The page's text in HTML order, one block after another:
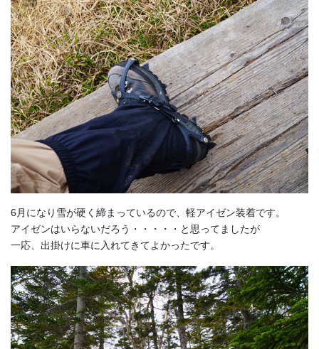
6月になり雪が硬く締まっているので、軽アイゼン装着です。
アイゼンはいらないだろう・・・・・と思ってましたが
一応、出掛けに車に入れてきてよかったです。